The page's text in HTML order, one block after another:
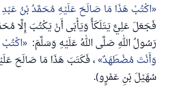
اكْتُبْ هَذَا مَا صَالَحَ عَلَيْهِ مُحَمَّدُ بْنُ عَبْدِ
فَجَعَلَ عَلِيٌّ يَتَلَكَأُ وَيَأْبَى أَنْ يَكْتُبَ إِلَّا
رَسُولُ اللهِ صَلَّى اللهُ عَلَيْهِ وَسَلَّمَ: اكْتُبْ
وَأَنْتَ ‌مُضْطَهَدٌ ، فَكَتَبَ هَذَا مَا صَالَحَ
سُهَيْلَ بْنِ عَمْرٍو).